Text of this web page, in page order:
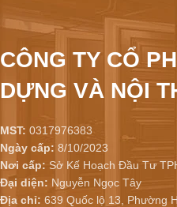
CÔNG TY CỔ
DỰNG VÀ NỘI
MST: 0317976383
Ngày cấp: 8/10/2023
Nơi cấp: Sở Kế Hoạch Đầu Tư
Đại diện: Nguyễn Ngọc Tây
Địa chỉ: 639 Quốc lộ 13, Phường